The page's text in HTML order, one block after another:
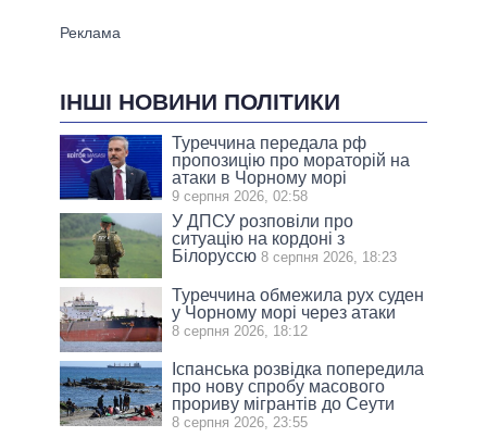
ІНШІ НОВИНИ ПОЛІТИКИ
Туреччина передала рф
пропозицію про мораторій на
атаки в Чорному морі
9 серпня 2026, 02:58
У ДПСУ розповіли про
ситуацію на кордоні з
Білоруссю 8 серпня 2026, 18:23
Туреччина обмежила рух суден
у Чорному морі через атаки
8 серпня 2026, 18:12
Іспанська розвідка попередила
про нову спробу масового
прориву мігрантів до Сеути
8 серпня 2026, 23:55